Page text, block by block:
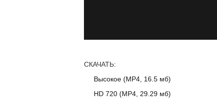
СКАЧАТЬ:
Высокое (MP4, 16.5 мб)
HD 720 (MP4, 29.29 мб)